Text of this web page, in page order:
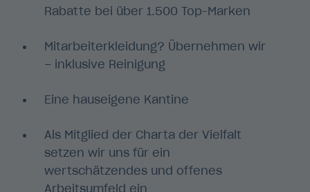
Rabatte bei über 1.500 Top-Marken
Mitarbeiterkleidung? Übernehmen wir
– inklusive Reinigung
Eine hauseigene Kantine
Als Mitglied der Charta der Vielfalt
setzen wir uns für ein
wertschätzendes und offenes
Arbeitsumfeld ein